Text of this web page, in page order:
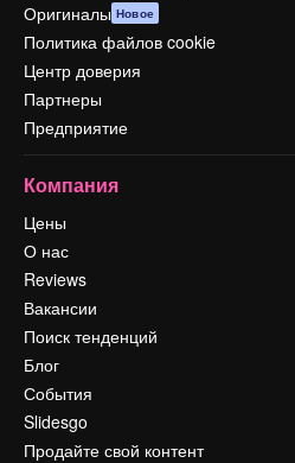
Оригиналы Новое
Политика файлов cookie
Центр доверия
Партнеры
Предприятие
Компания
Цены
О нас
Reviews
Вакансии
Поиск тенденций
Блог
События
Slidesgo
Продайте свой контент